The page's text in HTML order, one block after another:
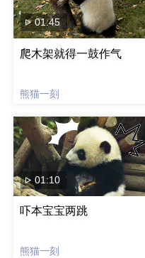
01:45
爬木架就得一鼓作气
熊猫一刻
01:10
吓本宝宝两跳
熊猫一刻